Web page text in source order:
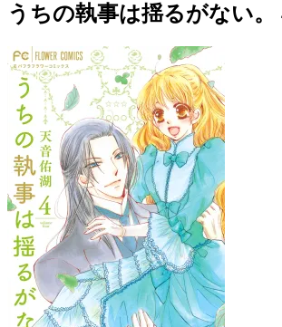
うちの執事は揺るがない。